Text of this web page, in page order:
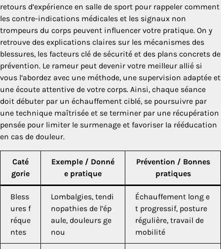
retours d’expérience en salle de sport pour rappeler comment
les contre-indications médicales et les signaux non
trompeurs du corps peuvent influencer votre pratique. On y
retrouve des explications claires sur les mécanismes des
blessures, les facteurs clé de sécurité et des plans concrets de
prévention. Le rameur peut devenir votre meilleur allié si
vous l’abordez avec une méthode, une supervision adaptée et
une écoute attentive de votre corps. Ainsi, chaque séance
doit débuter par un échauffement ciblé, se poursuivre par
une technique maîtrisée et se terminer par une récupération
pensée pour limiter le surmenage et favoriser la rééducation
en cas de douleur.
Caté
gorie
Exemple / Donné
e pratique
Prévention / Bonnes
pratiques
Bless
ures f
réque
ntes
Lombalgies, tendi
nopathies de l’ép
aule, douleurs ge
nou
Échauffement long e
t progressif, posture
régulière, travail de
mobilité